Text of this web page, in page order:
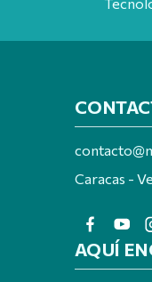
Caracas -
AQUÍ